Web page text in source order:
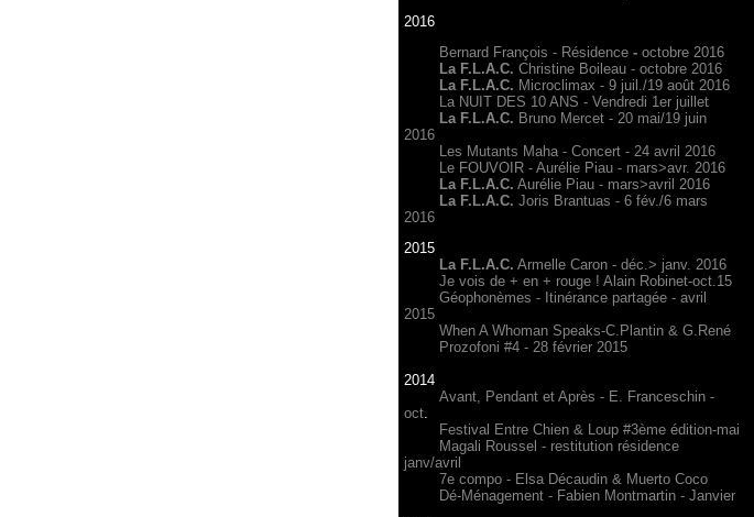
2016
Bernard François - Résidence - octobre 2016
La F.L.A.C. Christine Boileau - octobre 2016
La F.L.A.C. Microclimax - 9 juil./19 août 2016
La NUIT DES 10 ANS - Vendredi 1er juillet
La F.L.A.C. Bruno Mercet - 20 mai/19 juin
2016
Les Mutants Maha - Concert - 24 avril 2016
Le FOUVOIR - Aurélie Piau - mars>avr. 2016
La F.L.A.C. Aurélie Piau - mars>avril 2016
La F.L.A.C. Joris Brantuas - 6 fév./6 mars
2016
2015
La F.L.A.C. Armelle Caron - déc.> janv. 2016
Je vois de + en + rouge ! Alain Robinet-oct.15
Géophonèmes - Itinérance partagée - avril
2015
When A Whoman Speaks-C.Plantin & G.René
Prozofoni #4 - 28 février 2015
2014
Avant, Pendant et Après - E. Franceschin -
oct.
Festival Entre Chien & Loup #3ème édition-mai
Magali Roussel - restitution résidence
janv/avril
7e compo - Elsa Décaudin & Muerto Coco
Dé-Ménagement - Fabien Montmartin - Janvier